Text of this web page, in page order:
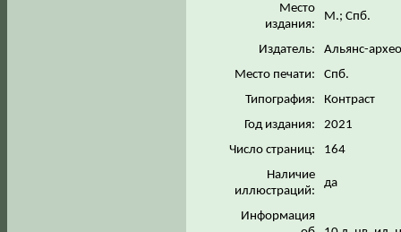
Место
издания:
М.; Спб.
Издатель:
Альянс-
Место печати:
Спб.
Типография:
Контраст
Год издания:
2021
Число страниц:
164
Наличие
иллюстраций:
да
Информация